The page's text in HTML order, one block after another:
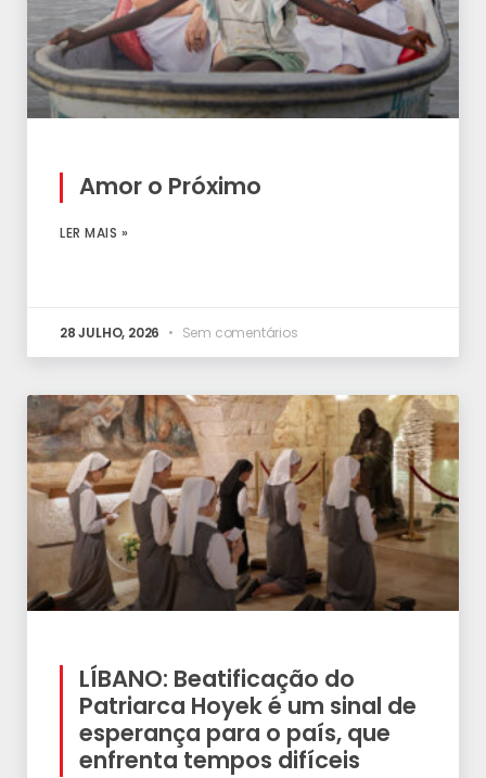
Amor o Próximo
LER MAIS »
28 JULHO, 2026 Sem comentários
LÍBANO: Beatificação do
Patriarca Hoyek é um sinal de
esperança para o país, que
enfrenta tempos difíceis